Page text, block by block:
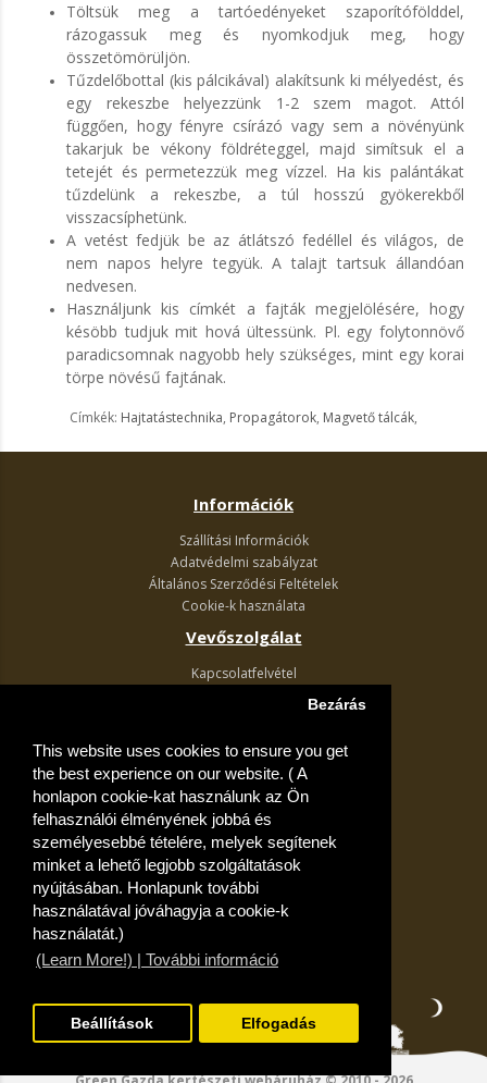
This website uses cookies to ensure you get
the best experience on our website. ( A
honlapon cookie-kat használunk az Ön
felhasználói élményének jobbá és
személyesebbé tételére, melyek segítenek
minket a lehető legjobb szolgáltatások
nyújtásában. Honlapunk további
használatával jóváhagyja a cookie-k
használatát.)
(Learn More!) | További információ
Bezárás
Beállítások Elfogadás
Töltsük meg a tartóedényeket szaporítófölddel,
rázogassuk meg és nyomkodjuk meg, hogy
összetömörüljön.
Tűzdelőbottal (kis pálcikával) alakítsunk ki mélyedést, és
egy rekeszbe helyezzünk 1-2 szem magot. Attól
függően, hogy fényre csírázó vagy sem a növényünk
takarjuk be vékony földréteggel, majd simítsuk el a
tetejét és permetezzük meg vízzel. Ha kis palántákat
tűzdelünk a rekeszbe, a túl hosszú gyökerekből
visszacsíphetünk.
A vetést fedjük be az átlátszó fedéllel és világos, de
nem napos helyre tegyük. A talajt tartsuk állandóan
nedvesen.
Használjunk kis címkét a fajták megjelölésére, hogy
késöbb tudjuk mit hová ültessünk. Pl. egy folytonnövő
paradicsomnak nagyobb hely szükséges, mint egy korai
törpe növésű fajtának.
Címkék: Hajtatástechnika, Propagátorok, Magvető tálcák,
Információk
Szállítási Információk
Adatvédelmi szabályzat
Általános Szerződési Feltételek
Cookie-k használata
Vevőszolgálat
Kapcsolatfelvétel
Akciós ajánlatok
Fiók
Kívánságlista